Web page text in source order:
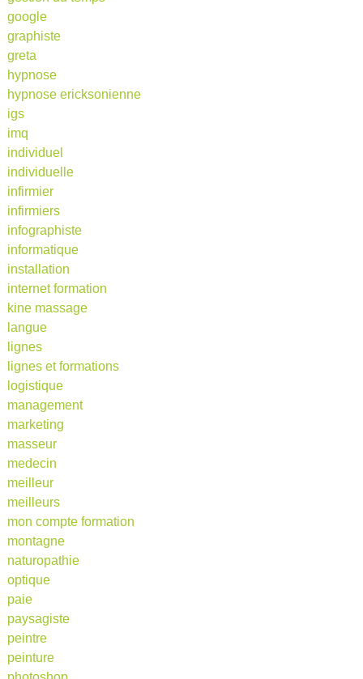
google
graphiste
greta
hypnose
hypnose ericksonienne
igs
imq
individuel
individuelle
infirmier
infirmiers
infographiste
informatique
installation
internet formation
kine massage
langue
lignes
lignes et formations
logistique
management
marketing
masseur
medecin
meilleur
meilleurs
mon compte formation
montagne
naturopathie
optique
paie
paysagiste
peintre
peinture